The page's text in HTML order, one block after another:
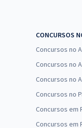
CONCURSOS
Concursos no
Concursos no
Concursos no
Concursos no
Concursos em
Concursos em